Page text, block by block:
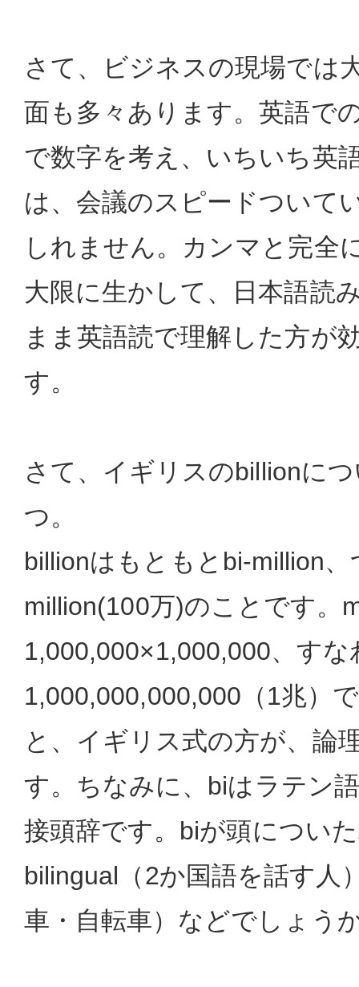
さて、ビジネスの現場では
面も多々あります。英語で
で数字を考え、いちいち英
は、会議のスピードついて
しれません。カンマと完全
大限に生かして、日本語読
まま英語読で理解した方が
す。
さて、イギリスのbillionに
つ。
billionはもともとbi-million
million(100万)のことです。
1,000,000×1,000,000、すな
1,000,000,000,000（1兆）
と、イギリス式の方が、論
す。ちなみに、biはラテン
接頭辞です。biが頭につい
bilingual（2か国語を話す人
車・自転車）などでしょう